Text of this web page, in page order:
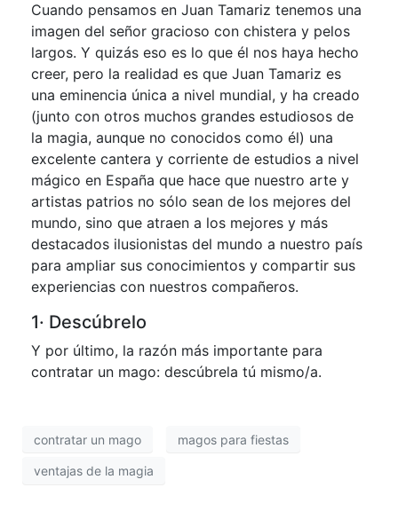
Cuando pensamos en Juan Tamariz tenemos una
imagen del señor gracioso con chistera y pelos
largos. Y quizás eso es lo que él nos haya hecho
creer, pero la realidad es que Juan Tamariz es
una eminencia única a nivel mundial, y ha creado
(junto con otros muchos grandes estudiosos de
la magia, aunque no conocidos como él) una
excelente cantera y corriente de estudios a nivel
mágico en España que hace que nuestro arte y
artistas patrios no sólo sean de los mejores del
mundo, sino que atraen a los mejores y más
destacados ilusionistas del mundo a nuestro país
para ampliar sus conocimientos y compartir sus
experiencias con nuestros compañeros.
1· Descúbrelo
Y por último, la razón más importante para
contratar un mago: descúbrela tú mismo/a.
contratar un mago magos para fiestas
ventajas de la magia